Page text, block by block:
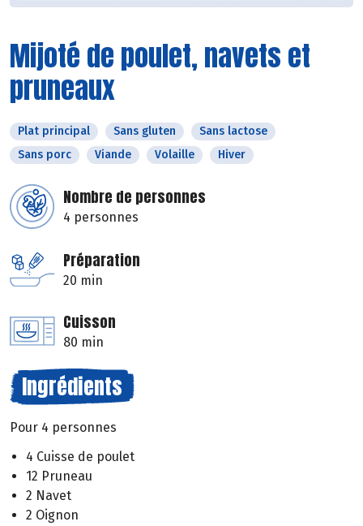
Mijoté de poulet, navets et
pruneaux
Plat principal Sans gluten
Sans lactose
Sans porc
Viande Volaille Hiver
Nombre de personnes
4 personnes
Préparation
20 min
Cuisson
80 min
Ingrédients
Pour 4 personnes
4 Cuisse de poulet
12 Pruneau
2 Navet
2 Oignon